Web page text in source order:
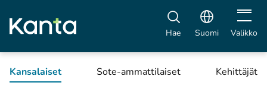
Hae Suomi Avaa
Valikko
Kansalaiset Sote-ammattilaiset Kehittäjät